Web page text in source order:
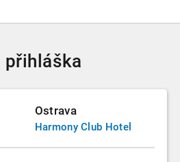
přihláška
Ostrava
Harmony Club Hotel